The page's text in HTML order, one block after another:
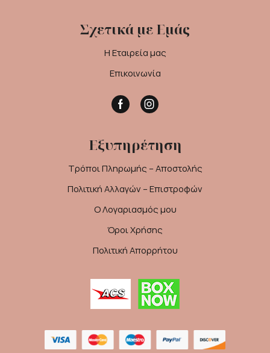
Σχετικά με Εμάς
Η Εταιρεία μας
Επικοινωνία
FacebookInstagram
Εξυπηρέτηση
Τρόποι Πληρωμής – Αποστολής
Πολιτική Αλλαγών – Επιστροφών
Ο Λογαριασμός μου
Όροι Χρήσης
Πολιτική Απορρήτου